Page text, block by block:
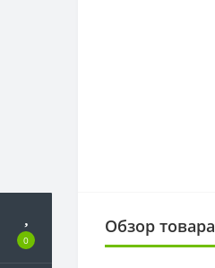
0
Обзор товара